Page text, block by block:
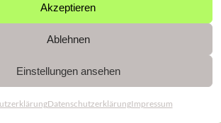
Akzeptieren
Ablehnen
Einstellungen ansehen
DatenschutzerklärungImpressum